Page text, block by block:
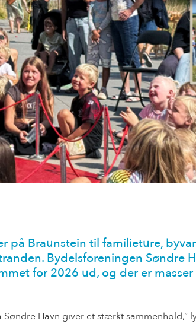
på Braunstein til familieture,
Bydelsforeningen Søndre
for 2026 ud, og der er
Søndre Havn giver et stærkt sammenhold,”